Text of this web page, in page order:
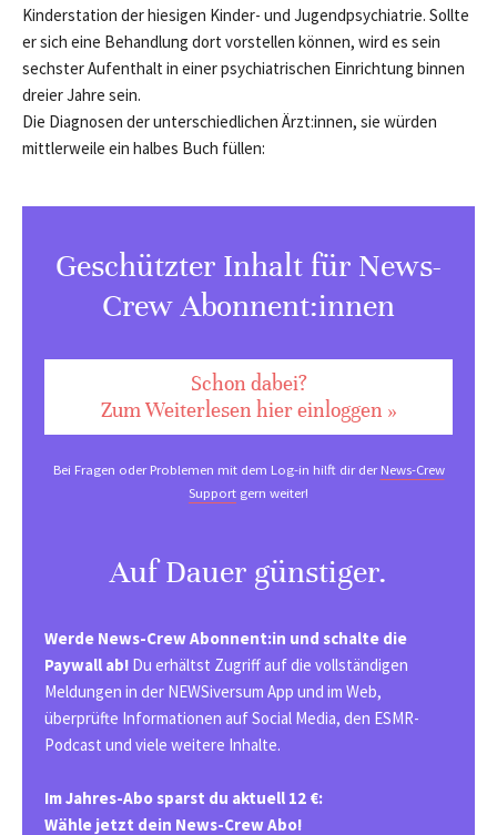
Kinderstation der hiesigen Kinder- und Jugendpsychiatrie. Sollte
er sich eine Behandlung dort vorstellen können, wird es sein
sechster Aufenthalt in einer psychiatrischen Einrichtung binnen
dreier Jahre sein.
Die Diagnosen der unterschiedlichen Ärzt:innen, sie würden
mittlerweile ein halbes Buch füllen:
Geschützter Inhalt für News-
Crew Abonnent:innen
Schon dabei?
Zum Weiterlesen hier einloggen »
Bei Fragen oder Problemen mit dem Log-in hilft dir derNews-Crew
Support gern weiter!
Auf Dauer günstiger.
Werde News-Crew Abonnent:in und schalte die
Paywall ab! Du erhältst Zugriff auf die vollständigen
Meldungen in der NEWSiversum App und im Web,
überprüfte Informationen auf Social Media, den ESMR-
Podcast und viele weitere Inhalte.
Im Jahres-Abo sparst du aktuell 12 €:
Wähle jetzt dein News-Crew Abo!